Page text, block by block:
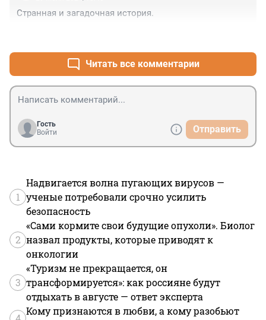
Странная и загадочная история.
Читать все комментарии
Гость
Войти
Отправить
1
Надвигается волна пугающих вирусов —
ученые потребовали срочно усилить
безопасность
2
«Сами кормите свои будущие опухоли». Биолог
назвал продукты, которые приводят к
онкологии
3
«Туризм не прекращается, он
трансформируется»: как россияне будут
отдыхать в августе — ответ эксперта
Кому признаются в любви, а кому разобьют